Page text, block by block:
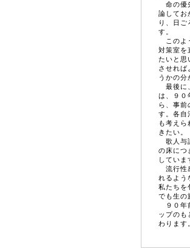
命の優
論してお
り、日
す。
このよ
対策室を
たいと思
させれば
うかの分
最後に
は、９０
ら、事
す。各自
も考え
きたい。
歌人与
の床につ
していま
流行性
れるよう
私たちを
でも生の
９０年
ップの
わります